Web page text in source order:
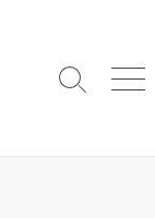
Search